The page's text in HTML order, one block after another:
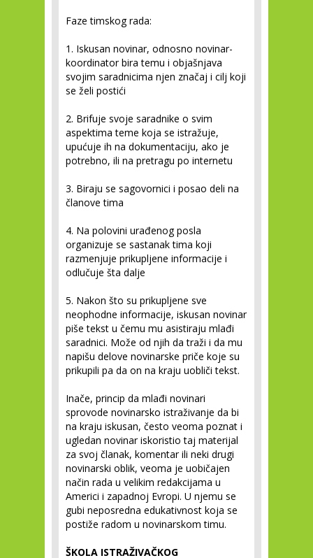
Faze timskog rada:
1. Iskusan novinar, odnosno novinar-
koordinator bira temu i objašnjava
svojim saradnicima njen značaj i cilj koji
se želi postići
2. Brifuje svoje saradnike o svim
aspektima teme koja se istražuje,
upućuje ih na dokumentaciju, ako je
potrebno, ili na pretragu po internetu
3. Biraju se sagovornici i posao deli na
članove tima
4. Na polovini urađenog posla
organizuje se sastanak tima koji
razmenjuje prikupljene informacije i
odlučuje šta dalje
5. Nakon što su prikupljene sve
neophodne informacije, iskusan novinar
piše tekst u čemu mu asistiraju mlađi
saradnici. Može od njih da traži i da mu
napišu delove novinarske priče koje su
prikupili pa da on na kraju uobliči tekst.
Inače, princip da mlađi novinari
sprovode novinarsko istraživanje da bi
na kraju iskusan, često veoma poznat i
ugledan novinar iskoristio taj materijal
za svoj članak, komentar ili neki drugi
novinarski oblik, veoma je uobičajen
način rada u velikim redakcijama u
Americi i zapadnoj Evropi. U njemu se
gubi neposredna edukativnost koja se
postiže radom u novinarskom timu.
ŠKOLA ISTRAŽIVAČKOG